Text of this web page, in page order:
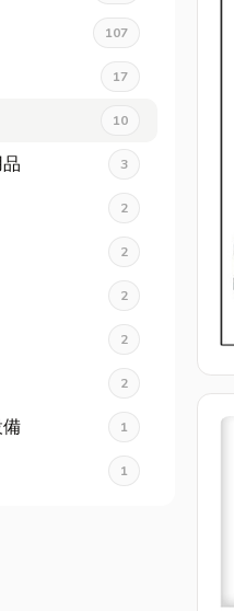
107
17
10
3
2
2
2
2
2
1
1